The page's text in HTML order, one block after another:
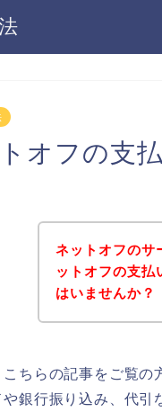
オフの支
ネットオフのサ
ットオフの支払
はいませんか？
こちらの記事をご覧
や銀行振り込み、代